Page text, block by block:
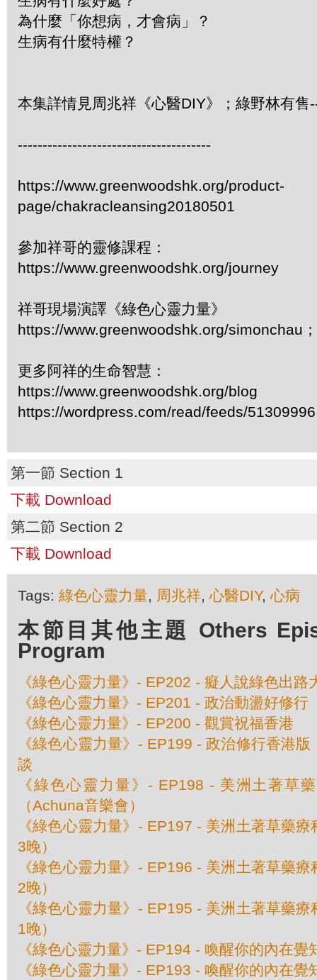
為什麼「你想病，才會病」？
生病有什麼特權？
本集詳情見周兆祥《心醫DIY》；綠野林有售
---------------------------------------
https://www.greenwoodshk.org/product-
page/chakracleansing20180501
參加祥哥的靈修課程：
https://www.greenwoodshk.org/journey
祥哥現場演譯《綠色心靈力量》
https://www.greenwoodshk.org/simonchau
更多阿祥的生命智慧：
https://www.greenwoodshk.org/blog
https://wordpress.com/read/feeds/51309996
第一節 Section 1
下載 Download
第二節 Section 2
下載 Download
Tags: 綠色心靈力量, 周兆祥,心醫DIY,心病
本節目其他主題 Others
Program
《綠色心靈力量》- EP202 - 癡人說綠色出路
《綠色心靈力量》- EP201 - 政治動盪好修行
《綠色心靈力量》- EP200 - 觀賞祝福香港
《綠色心靈力量》- EP199 - 政治修行香港
談
《綠色心靈力量》- EP198 - 美洲土著草
（Achuna音樂會）
《綠色心靈力量》- EP197 - 美洲土著草藥
3晚）
《綠色心靈力量》- EP196 - 美洲土著草藥
2晚）
《綠色心靈力量》- EP195 - 美洲土著草藥
1晚）
《綠色心靈力量》- EP194 - 喚醒你的內在覺
《綠色心靈力量》- EP193 - 喚醒你的內在覺